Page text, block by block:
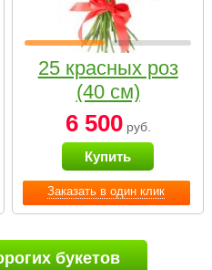
Заказать в один клик
25 красных роз
(40 см)
6 500руб.
Купить
букетов